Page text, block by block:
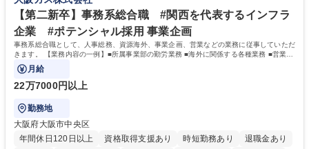
指す
専修学校 高校 語学力： 資格：
【第二新卒】事務系総合職 #関西を代表するインフラ
企業 #ポテンシャル採用 事業企画
事務系総合職として、人事総務、資源海外、事業企画、営業などの業務に従事していただ
きます。 【業務内容の一例】■所属事業部の勤労業務 ■海外に関係する各種業務 ■営業部
門の企画スタッフ、ルート営業
月給
22万7000円以上
勤務地
大阪府大阪市中央区
年間休日120日以上
資格取得支援あり 時短勤務あり 退職金あり